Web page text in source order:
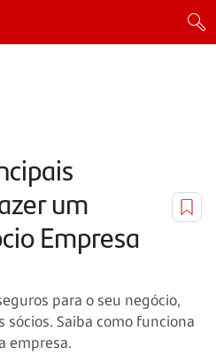
um
Empresa
para o seu negócio,
Saiba como funciona
empresa.